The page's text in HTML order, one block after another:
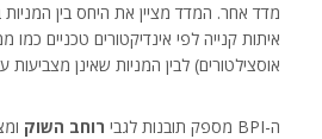
מדד אחר. המדד מציין את היחס בין
איתות קנייה לפי אינדיקטורים טכניים כמו
אוסצילטורים) לבין המניות שאינן
ה-BPI מספק תובנות לגבי רוחב השוק